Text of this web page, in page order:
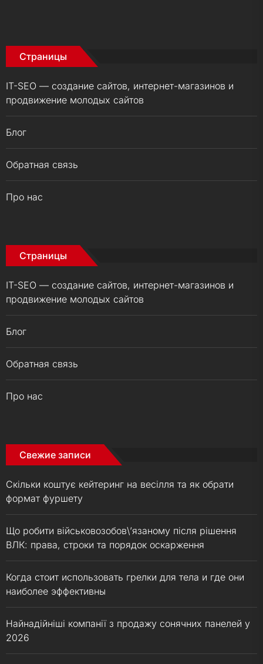
Страницы
IT-SEO — создание сайтов, интернет-магазинов и
продвижение молодых сайтов
Блог
Обратная связь
Про нас
Страницы
IT-SEO — создание сайтов, интернет-магазинов и
продвижение молодых сайтов
Блог
Обратная связь
Про нас
Свежие записи
Скільки коштує кейтеринг на весілля та як обрати
формат фуршету
Що робити військовозобов\’язаному після рішення
ВЛК: права, строки та порядок оскарження
Когда стоит использовать грелки для тела и где они
наиболее эффективны
Найнадійніші компанії з продажу сонячних панелей у
2026